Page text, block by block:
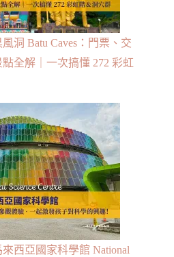
洞 Batu Caves：門票、交
全解｜一次搞懂 272 彩虹
來西亞國家科學館 National